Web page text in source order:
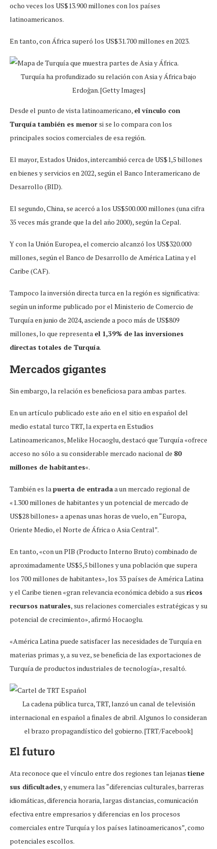
ocho veces los US$13.900 millones con los países
latinoamericanos.
En tanto, con África superó los US$31.700 millones en 2023.
Turquía ha profundizado su relación con Asia y África bajo
Erdoğan. [Getty Images]
Desde el punto de vista latinoamericano, el vínculo con
Turquía también es menor si se lo compara con los
principales socios comerciales de esa región.
El mayor, Estados Unidos, intercambió cerca de US$1,5 billones
en bienes y servicios en 2022, según el Banco Interamericano de
Desarrollo (BID).
El segundo, China, se acercó a los US$500.000 millones (una cifra
35 veces más grande que la del año 2000), según la Cepal.
Y con la Unión Europea, el comercio alcanzó los US$320.000
millones, según el Banco de Desarrollo de América Latina y el
Caribe (CAF).
Tampoco la inversión directa turca en la región es significativa:
según un informe publicado por el Ministerio de Comercio de
Turquía en junio de 2024, asciende a poco más de US$809
millones, lo que representa el 1,39% de las inversiones
directas totales de Turquía.
Mercados gigantes
Sin embargo, la relación es beneficiosa para ambas partes.
En un artículo publicado este año en el sitio en español del
medio estatal turco TRT, la experta en Estudios
Latinoamericanos, Melike Hocaoglu, destacó que Turquía «ofrece
acceso no sólo a su considerable mercado nacional de 80
millones de habitantes«.
También es lapuerta de entradaa un mercado regional de
«1.300 millones de habitantes y un potencial de mercado de
US$28 billones» a apenas unas horas de vuelo, en “Europa,
Oriente Medio, el Norte de África o Asia Central”.
En tanto, «con un PIB (Producto Interno Bruto) combinado de
aproximadamente US$5,5 billones y una población que supera
los 700 millones de habitantes», los 33 países de América Latina
y el Caribe tienen «gran relevancia económica debido a sus ricos
recursos naturales, sus relaciones comerciales estratégicas y su
potencial de crecimiento», afirmó Hocaoglu.
«América Latina puede satisfacer las necesidades de Turquía en
materias primas y, a su vez, se beneficia de las exportaciones de
Turquía de productos industriales de tecnología», resaltó.
La cadena pública turca, TRT, lanzó un canal de televisión
internacional en español a finales de abril. Algunos lo consideran
el brazo propagandístico del gobierno. [TRT/Facebook]
El futuro
Ata reconoce que el vínculo entre dos regiones tan lejanas tiene
sus dificultades, y enumera las “diferencias culturales, barreras
idiomáticas, diferencia horaria, largas distancias, comunicación
efectiva entre empresarios y diferencias en los procesos
comerciales entre Turquía y los países latinoamericanos”, como
potenciales escollos.